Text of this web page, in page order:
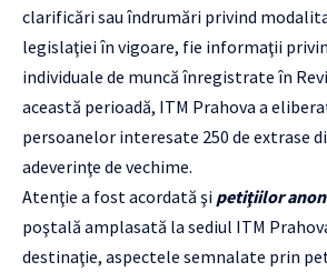
clarificări sau îndrumări privind
legislaţiei în vigoare, fie informaţii
individuale de muncă înregistrate în
această perioadă, ITM Prahova a
persoanelor interesate 250 de extrase
adeverinţe de vechime.
Atenţie a fost acordată şi petiţiilor
poştală amplasată la sediul ITM
destinaţie, aspectele semnalate prin